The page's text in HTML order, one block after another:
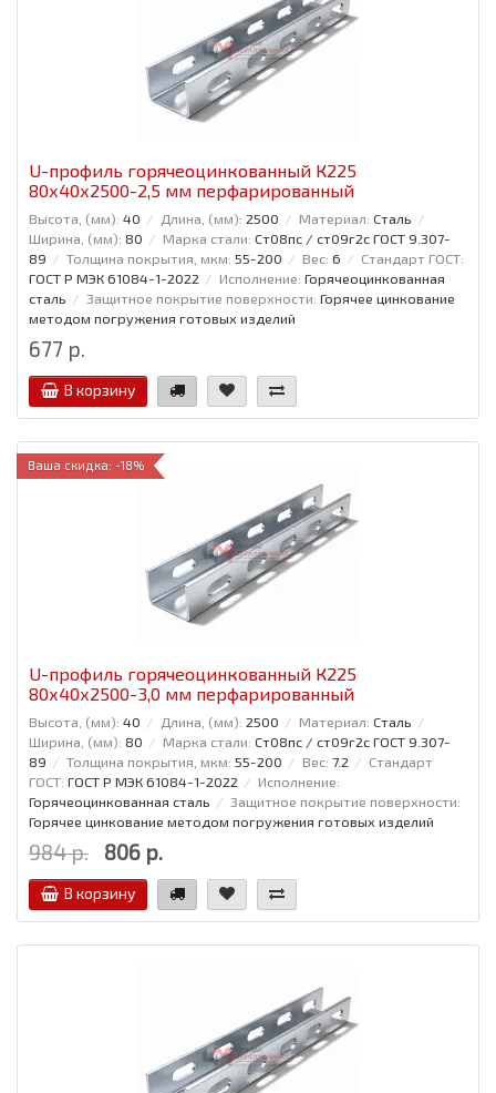
U-профиль горячеоцинкованный К225
80x40x2500-2,5 мм перфарированный
Высота, (мм): 40 Длина, (мм): 2500 Материал: Сталь
Ширина, (мм): 80 Марка стали: Ст08пс / ст09г2с ГОСТ 9.307-
89
Толщина покрытия, мкм: 55-200 Вес: 6
Стандарт ГОСТ:
ГОСТ Р МЭК 61084-1-2022
Исполнение: Горячеоцинкованная
сталь
Защитное покрытие поверхности: Горячее цинкование
методом погружения готовых изделий
677 р.
В корзину
Ваша скидка: -18%
U-профиль горячеоцинкованный К225
80x40x2500-3,0 мм перфарированный
Высота, (мм): 40 Длина, (мм): 2500 Материал: Сталь
Ширина, (мм): 80 Марка стали: Ст08пс / ст09г2с ГОСТ 9.307-
89
Толщина покрытия, мкм: 55-200 Вес: 7.2
Стандарт
ГОСТ: ГОСТ Р МЭК 61084-1-2022
Исполнение:
Горячеоцинкованная сталь
Защитное покрытие поверхности:
Горячее цинкование методом погружения готовых изделий
984 р. 806 р.
В корзину